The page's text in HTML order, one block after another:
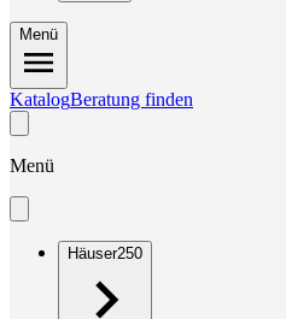
Menü
KatalogBeratung finden
Menü
Häuser250